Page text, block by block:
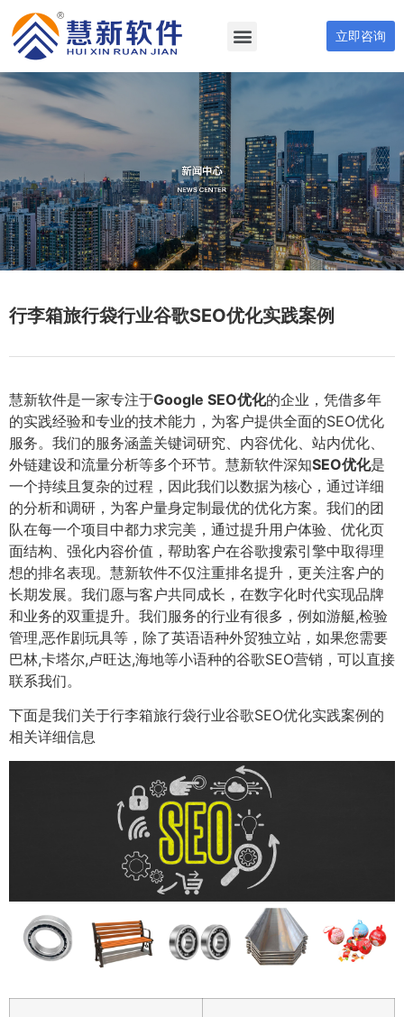
立即咨询
行李箱旅行袋行业谷歌SEO优化实践案例
慧新软件是一家专注于Google SEO优化的企业，凭借多年
的实践经验和专业的技术能力，为客户提供全面的SEO优化
服务。我们的服务涵盖关键词研究、内容优化、站内优化、
外链建设和流量分析等多个环节。慧新软件深知SEO优化是
一个持续且复杂的过程，因此我们以数据为核心，通过详细
的分析和调研，为客户量身定制最优的优化方案。我们的团
队在每一个项目中都力求完美，通过提升用户体验、优化页
面结构、强化内容价值，帮助客户在谷歌搜索引擎中取得理
想的排名表现。慧新软件不仅注重排名提升，更关注客户的
长期发展。我们愿与客户共同成长，在数字化时代实现品牌
和业务的双重提升。我们服务的行业有很多，例如游艇,检验
管理,恶作剧玩具等，除了英语语种外贸独立站，如果您需要
巴林,卡塔尔,卢旺达,海地等小语种的谷歌SEO营销，可以直接
联系我们。
下面是我们关于行李箱旅行袋行业谷歌SEO优化实践案例的
相关详细信息